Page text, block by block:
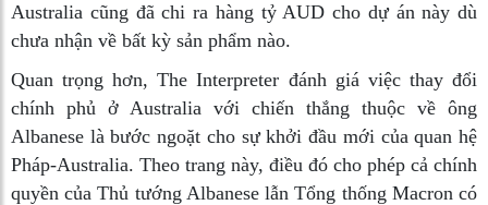
Australia cũng đã chi ra hàng tỷ AUD cho dự án này dù
chưa nhận về bất kỳ sản phẩm nào.
Quan trọng hơn, The Interpreter đánh giá việc thay đổi
chính phủ ở Australia với chiến thắng thuộc về ông
Albanese là bước ngoặt cho sự khởi đầu mới của quan hệ
Pháp-Australia. Theo trang này, điều đó cho phép cả chính
quyền của Thủ tướng Albanese lẫn Tổng thống Macron có